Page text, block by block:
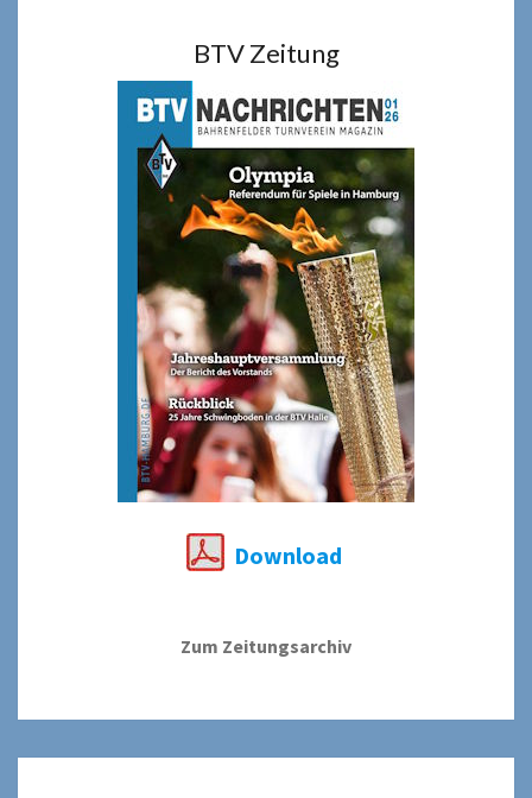
BTV Zeitung
Download
Zum Zeitungsarchiv